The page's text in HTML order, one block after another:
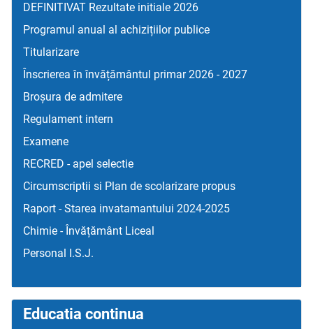
DEFINITIVAT Rezultate initiale 2026
Programul anual al achizițiilor publice
Titularizare
Înscrierea în învățământul primar 2026 - 2027
Broșura de admitere
Regulament intern
Examene
RECRED - apel selectie
Circumscriptii si Plan de scolarizare propus
Raport - Starea invatamantului 2024-2025
Chimie - Învățământ Liceal
Personal I.S.J.
Educatia continua